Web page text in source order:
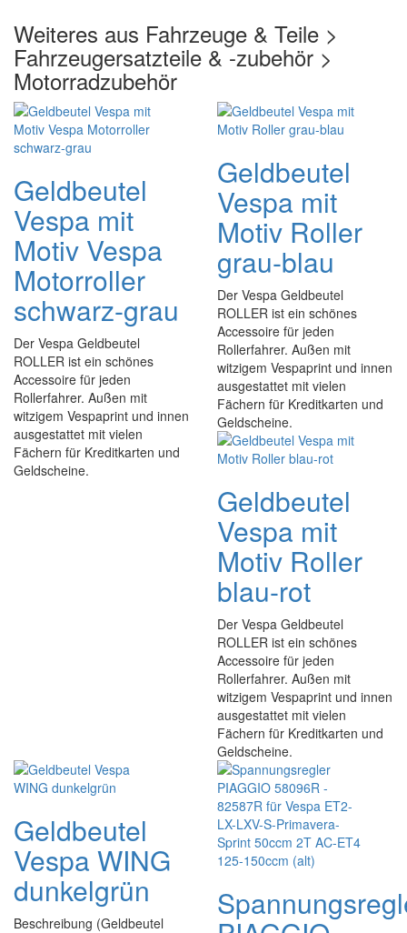
Weiteres aus Fahrzeuge & Teile >
Fahrzeugersatzteile & -zubehör >
Motorradzubehör
Geldbeutel
Vespa mit
Motiv Vespa
Motorroller
schwarz-grau
Der Vespa Geldbeutel
ROLLER ist ein schönes
Accessoire für jeden
Rollerfahrer. Außen mit
witzigem Vespaprint und innen
ausgestattet mit vielen
Fächern für Kreditkarten und
Geldscheine.
Geldbeutel
Vespa mit
Motiv Roller
grau-blau
Der Vespa Geldbeutel
ROLLER ist ein schönes
Accessoire für jeden
Rollerfahrer. Außen mit
witzigem Vespaprint und innen
ausgestattet mit vielen
Fächern für Kreditkarten und
Geldscheine.
Geldbeutel
Vespa mit
Motiv Roller
blau-rot
Der Vespa Geldbeutel
ROLLER ist ein schönes
Accessoire für jeden
Rollerfahrer. Außen mit
witzigem Vespaprint und innen
ausgestattet mit vielen
Fächern für Kreditkarten und
Geldscheine.
Geldbeutel
Vespa WING
dunkelgrün
Beschreibung (Geldbeutel